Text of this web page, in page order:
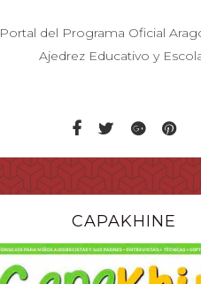
Portal del Programa Oficial
Ajedrez Educativo y
CAPAKHINE